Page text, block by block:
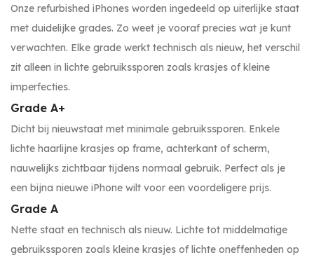
Onze refurbished iPhones worden ingedeeld op uiterlijke staat
met duidelijke grades. Zo weet je vooraf precies wat je kunt
verwachten. Elke grade werkt technisch als nieuw, het verschil
zit alleen in lichte gebruikssporen zoals krasjes of kleine
imperfecties.
Grade A+
Dicht bij nieuwstaat met minimale gebruikssporen. Enkele
lichte haarlijne krasjes op frame, achterkant of scherm,
nauwelijks zichtbaar tijdens normaal gebruik. Perfect als je
een bijna nieuwe iPhone wilt voor een voordeligere prijs.
Grade A
Nette staat en technisch als nieuw. Lichte tot middelmatige
gebruikssporen zoals kleine krasjes of lichte oneffenheden op